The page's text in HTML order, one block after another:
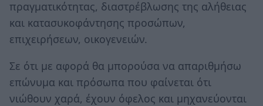
πραγματικότητας, διαστρέβλωσης της αλήθειας
και κατασυκοφάντησης προσώπων,
επιχειρήσεων, οικογενειών.
Σε ότι με αφορά θα μπορούσα να απαριθμήσω
επώνυμα και πρόσωπα που φαίνεται ότι
νιώθουν χαρά, έχουν όφελος και μηχανεύονται